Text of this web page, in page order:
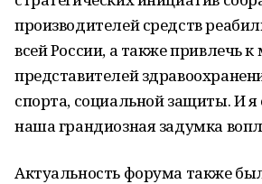
производителей средств
всей России, а также привлечь
представителей
спорта, социальной защиты. И я
наша грандиозная задумка
Актуальность форума также